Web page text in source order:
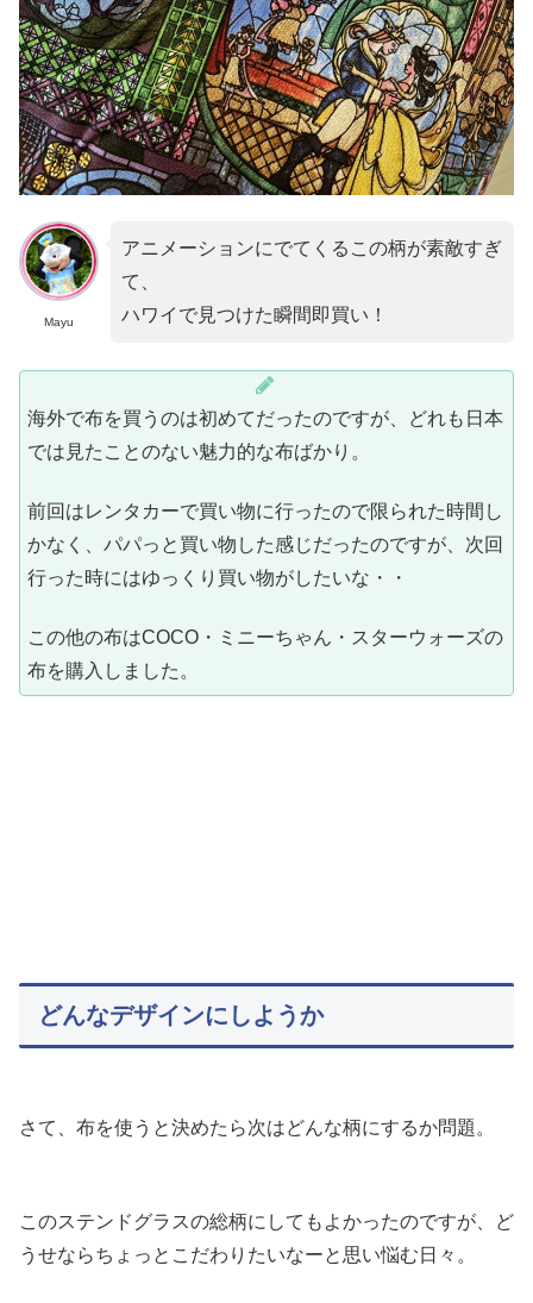
Mayu
アニメーションにでてくるこの柄が素敵すぎ
て、
ハワイで見つけた瞬間即買い！
海外で布を買うのは初めてだったのですが、どれも日本
では見たことのない魅力的な布ばかり。
前回はレンタカーで買い物に行ったので限られた時間し
かなく、パパっと買い物した感じだったのですが、次回
行った時にはゆっくり買い物がしたいな・・
この他の布はCOCO・ミニーちゃん・スターウォーズの
布を購入しました。
どんなデザインにしようか
さて、布を使うと決めたら次はどんな柄にするか問題。
このステンドグラスの総柄にしてもよかったのですが、ど
うせならちょっとこだわりたいなーと思い悩む日々。